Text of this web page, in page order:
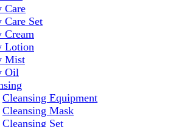
Care
Care Set
Cream
Lotion
Mist
Oil
Cleansing Equipment
Cleansing Mask
Cleansing Set